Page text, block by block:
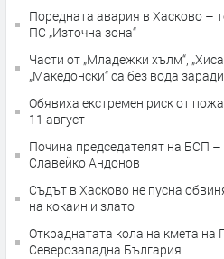
Поредната авария в Хасково –
ПС „Източна зона“
Части от „Младежки хълм“,
„Македонски“ са без вода
Обявиха екстремен риск от
11 август
Почина председателят на БСП
Славейко Андонов
Съдът в Хасково не пусна
на кокаин и злато
Откраднатата кола на кмета на
Северозападна България